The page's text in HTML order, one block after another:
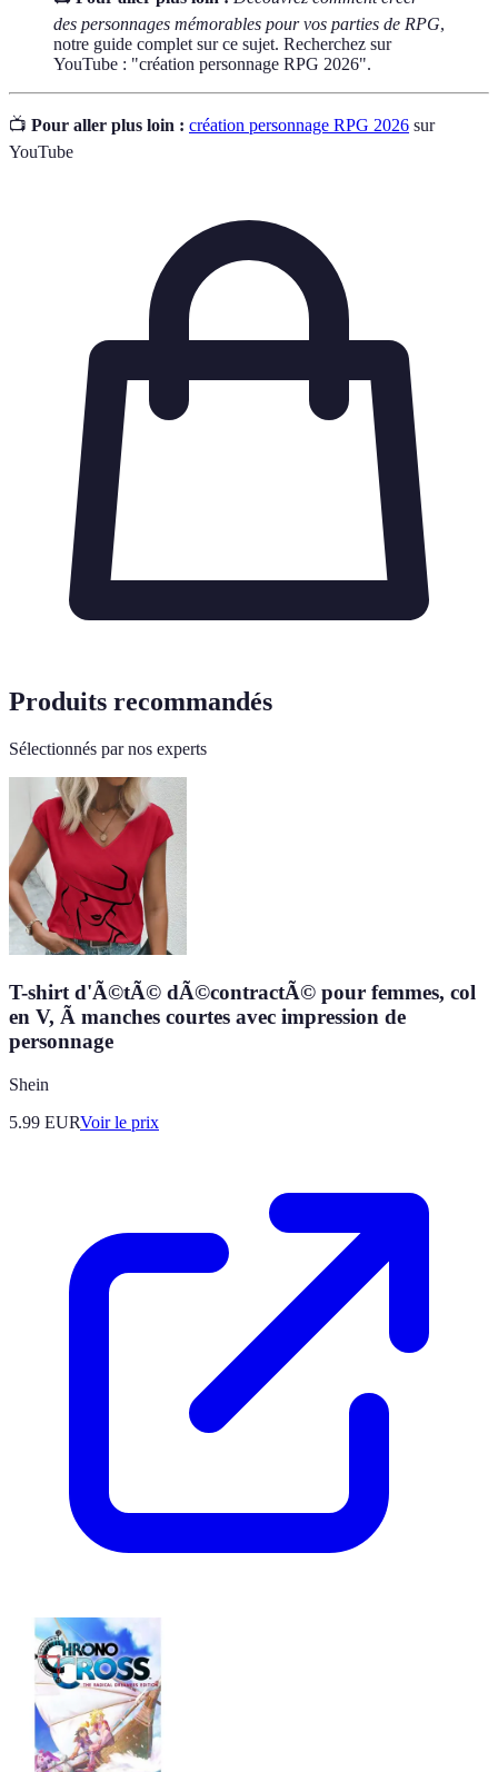
des personnages mémorables pour vos parties de RPG,
notre guide complet sur ce sujet. Recherchez sur
YouTube : "création personnage RPG 2026".
📺 Pour aller plus loin : création personnage RPG 2026 sur
YouTube
Produits recommandés
Sélectionnés par nos experts
T-shirt d'Ã©tÃ© dÃ©contractÃ© pour femmes, col
en V, Ã manches courtes avec impression de
personnage
Shein
5.99 EURVoir le prix